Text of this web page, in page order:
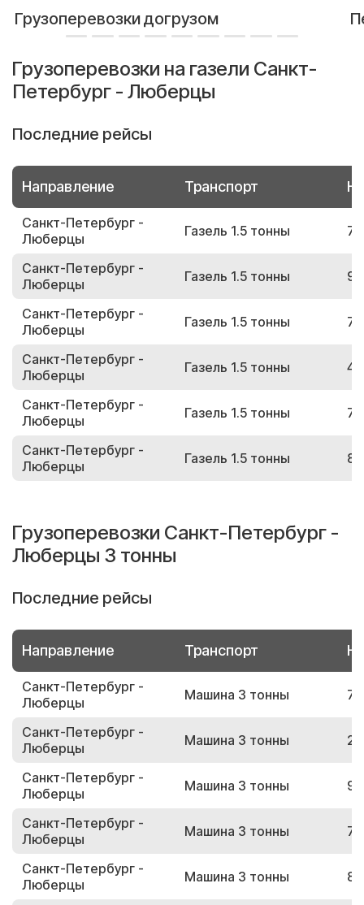
Грузоперевозки догрузом
Грузоперевозки на газели Санкт-
Петербург - Люберцы
Последние рейсы
Направление Транспорт
Санкт-Петербург -
Люберцы
Газель 1.5 тонны
Санкт-Петербург -
Люберцы
Газель 1.5 тонны
Санкт-Петербург -
Люберцы
Газель 1.5 тонны
Санкт-Петербург -
Люберцы
Газель 1.5 тонны
Санкт-Петербург -
Люберцы
Газель 1.5 тонны
Санкт-Петербург -
Люберцы
Газель 1.5 тонны
Грузоперевозки Санкт-Петербург -
Люберцы 3 тонны
Последние рейсы
Направление Транспорт
Санкт-Петербург -
Люберцы
Машина 3 тонны
Санкт-Петербург -
Люберцы
Машина 3 тонны
Санкт-Петербург -
Люберцы
Машина 3 тонны
Санкт-Петербург -
Люберцы
Машина 3 тонны
Санкт-Петербург -
Люберцы
Машина 3 тонны